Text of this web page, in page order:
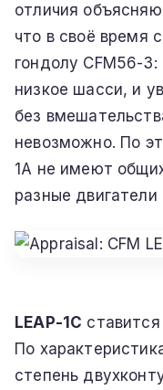
отличия
что в своё время
гондолу CFM56-
низкое шасси, и
без
невозможно. По
1A не имеют
разные
LEAP-1C
По
степень